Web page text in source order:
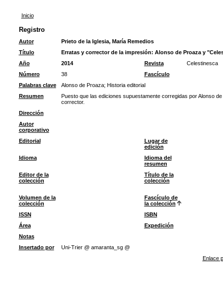
Inicio
Registro
Autor
Prieto de la Iglesia, María Remedios
Título
Erratas y corrector de la impresión: Alonso de Proaza y
Año
2014 Revista
Celestinesca
Número
38
Fascículo
Palabras clave
Alonso de Proaza; Historia editorial
Resumen
Puesto que las ediciones supuestamente corregidas por Alonso
corrector.
Dirección
Autor
corporativo
Editorial
Lugar de
edición
Idioma
Idioma del
resumen
Editor de la
colección
Título de la
colección
Volumen de la
colección
Fascículo de
la colección
ISSN
ISBN
Área
Expedición
Notas
Insertado por
Uni-Trier @ amaranta_sg @
Enlace